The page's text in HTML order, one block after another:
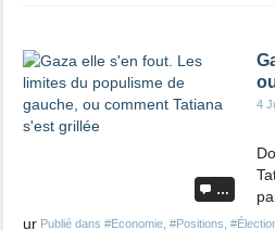
…
4
Publié dans #Economie #Positions
ur